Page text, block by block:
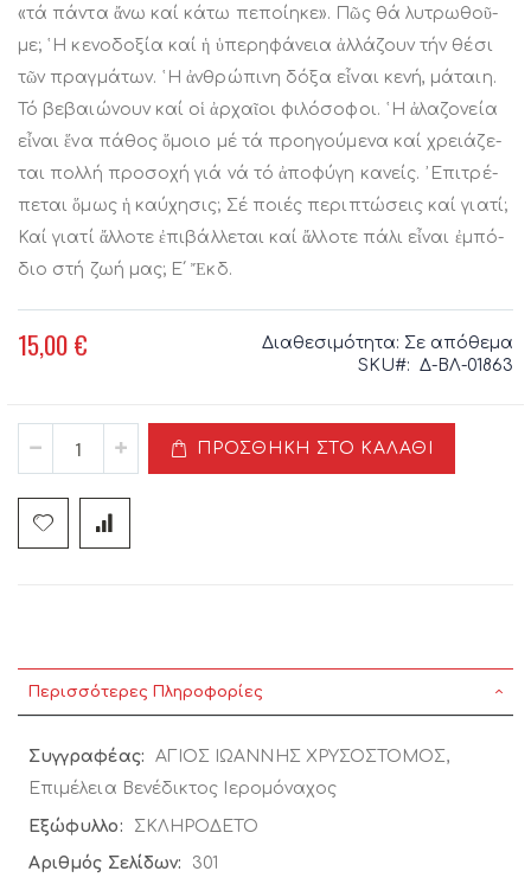
«τά πά­ντα ἄ­νω καί κά­τω πε­πο­ί­η­κε». Πῶς θά λυ­τρω­θοῦ­
με; ῾Η κε­νο­δο­ξί­α καί ἡ ὑ­πε­ρη­φά­νεια ἀλ­λά­ζουν τήν θέ­σι
τῶν πραγ­μά­των. ῾Η ἀν­θρώ­πι­νη δό­ξα εἷ­ναι κε­νή, μά­ται­η.
Τό βε­βαι­ώ­νουν καί οἱ ἀρ­χαῖ­οι φι­λό­σο­φοι. ῾Η ἀ­λα­ζο­νε­ί­α
εἶ­ναι ἕ­να πά­θος ὅ­μοι­ο μέ τά προ­η­γο­ύ­με­να καί χρει­ά­ζε­
ται πολ­λή προ­σο­χή γιά νά τό ἀ­πο­φύ­γη κα­νε­ίς. ᾽Ε­πι­τρέ­
πε­ται ὅ­μως ἡ κα­ύ­χη­σις; Σέ ποι­ές πε­ρι­πτώ­σεις καί για­τί;
Καί για­τί ἄλ­λο­τε ἐ­πι­βάλ­λε­ται καί ἄλ­λο­τε πά­λι εἶ­ναι ἐμ­πό­
διο στή ζωή μας; Ε΄ Ἔκ­δ.
15,00 € Διαθεσιμότητα: Σε απόθεμα
SKU
Δ-ΒΛ-01863
ΠΡΟΣΘΉΚΗ ΣΤΟ ΚΑΛΆΘΙ
Περισσότερες Πληροφορίες
Περισσότερες
Πληροφορίες
ΑΓΙΟΣ ΙΩΑΝΝΗΣ ΧΡΥΣΟΣΤΟΜΟΣ,
Επιμέλεια Βενέδικτος Ιερομόναχος
ΣΚΛΗΡΟΔΕΤΟ
301